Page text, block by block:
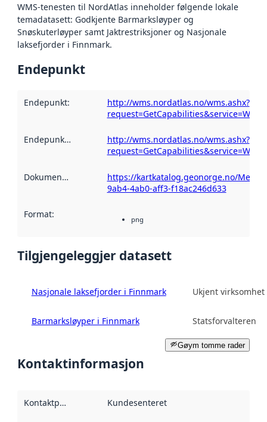
WMS-tenesten til NordAtlas inneholder følgende lokale
temadatasett: Godkjente Barmarksløyper og
Snøskuterløyper samt Jaktrestriksjoner og Nasjonale
laksefjorder i Finnmark.
Endepunkt
Endepunkt:
http://wms.nordatlas.no/wms.ashx?
request=GetCapabilities&service=WMS
Endepunktskildring
http://wms.nordatlas.no/wms.ashx?
request=GetCapabilities&service=WMS
Dokumentasjon
https://kartkatalog.geonorge.no/
9ab4-4ab0-aff3-f18ac246d633
Format: png
Tilgjengeleggjer datasett
Nasjonale laksefjorder i Finnmark Ukjent virksomhet
Barmarksløyper i Finnmark Statsforvalteren
Gøym tomme rader
Kontaktinformasjon
Kontaktpunkt Kundesenteret